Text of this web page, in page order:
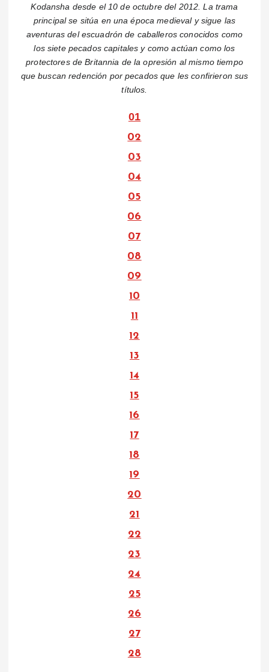
Kodansha desde el 10 de octubre del 2012. La trama
principal se sitúa en una época medieval y sigue las
aventuras del escuadrón de caballeros conocidos como
los siete pecados capitales y como actúan como los
protectores de Britannia de la opresión al mismo tiempo
que buscan redención por pecados que les confirieron sus
títulos.
01
02
03
04
05
06
07
08
09
10
11
12
13
14
15
16
17
18
19
20
21
22
23
24
25
26
27
28